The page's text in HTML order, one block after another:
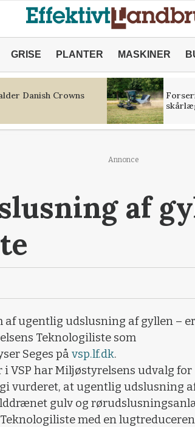
GRISE PLANTER MASKINER
Danish Crowns
Annonce
af
ugentlig udslusning af gyllen – er
Teknologiliste som
Seges på vsp.lf.dk.
VSP har Miljøstyrelsens udvalg for
vurderet, at ugentlig udslusning
gulv og
med en